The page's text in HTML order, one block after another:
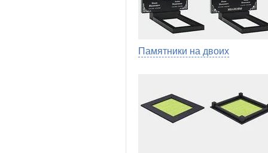
Памятники на двоих